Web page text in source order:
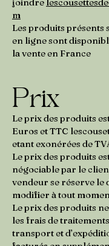
m
Les produits présents
en ligne sont
la vente en France
Prix
Le prix des produits
Euros et TTC
etant exonérées de
Le prix des produits
négociable par le
vendeur se réserve le
modifier à tout
Le prix des produits
les frais de
transport et